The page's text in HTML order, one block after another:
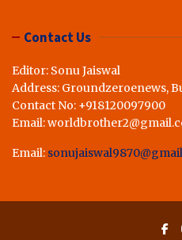
Contact Us
Editor: Sonu Jaiswal
Address: Groundzeroenews,
Contact No: +918120097900
Email:
Email: